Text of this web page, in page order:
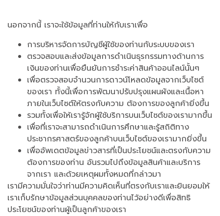
นอกจากนี้ เราจะใช้ข้อมูลที่ท่านให้กับเราเพื่อ
การบริหารจัดการบัญชีผู้ใช้ของท่านกับระบบของเรา
ตรวจสอบและส่งข้อมูลการดำเนินธุรกรรมทางด้านการ
เงินของท่านเพื่อยืนยันการชำระค่าสินค้าออนไลน์นั้นๆ
เพื่อตรวจสอบจำนวนการดาวน์โหลดข้อมูลจากเว็บไซต์
ของเรา ทั้งนี้เพื่อการพัฒนาปรับปรุงแผนผังและเนื้อหา
ภายในเว็บไซต์ให้ตรงกับความ ต้องการของลูกค้ายิ่งขึ้น
รวมทั้งเพื่อให้เรารู้จักผู้ใช้บริการบนเว็บไซต์ของเรามากขึ้น
เพื่อที่เราจะสามารถดำเนินการศึกษาและรู้สถิติทาง
ประชากรศาสตร์ของลูกค้าบนเว็บไซต์ของเรามากยิ่งขึ้น
เพื่ออัพเดตข้อมูลข่าวสารที่เป็นประโยชน์และตรงกับความ
ต้องการของท่าน อันรวมไปถึงข้อมูลสินค้าและบริการ
จากเรา และด้วยเหตุผมทั้งหมดที่กล่าวมา
เรามีความมั่นใจว่าท่านมีความคิดเห็นที่ตรงกับเราและยินยอมให้
เราเก็บรักษาข้อมูลส่วนบุคคลของท่านไว้อย่างดีเพื่อสิทธิ
ประโยชน์ของท่านผู้เป็นลูกค้าของเรา